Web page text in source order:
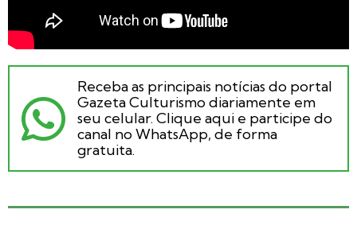
Receba as principais notícias do portal
Gazeta Culturismo diariamente em
seu celular. Clique aqui e participe do
canal no WhatsApp, de forma
gratuita.